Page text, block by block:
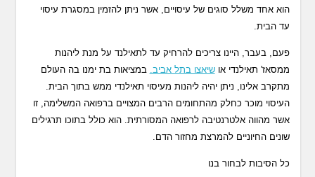
הוא אחד משלל סוגים של עיסויים, אשר ניתן להזמין במסגרת עיסוי
עד הבית.
פעם, בעבר, היינו צריכים להרחיק עד לתאילנד על מנת ליהנות
ממסאז' תאילנדי אושיאצו בתל אביב. במציאות בת ימנו בה העולם
מתקרב אלינו, ניתן יהיה ליהנות מעיסוי תאילנדי ממש בתוך הבית.
העיסוי מוכר כחלק מהתחומים הרבים המצויים ברפואה המשלימה, זו
אשר מהווה אלטרנטיבה לרפואה המסורתית. הוא כולל בתוכו תרגילים
שונים החיוניים להמרצת מחזור הדם.
כל הסיבות לבחור בנו